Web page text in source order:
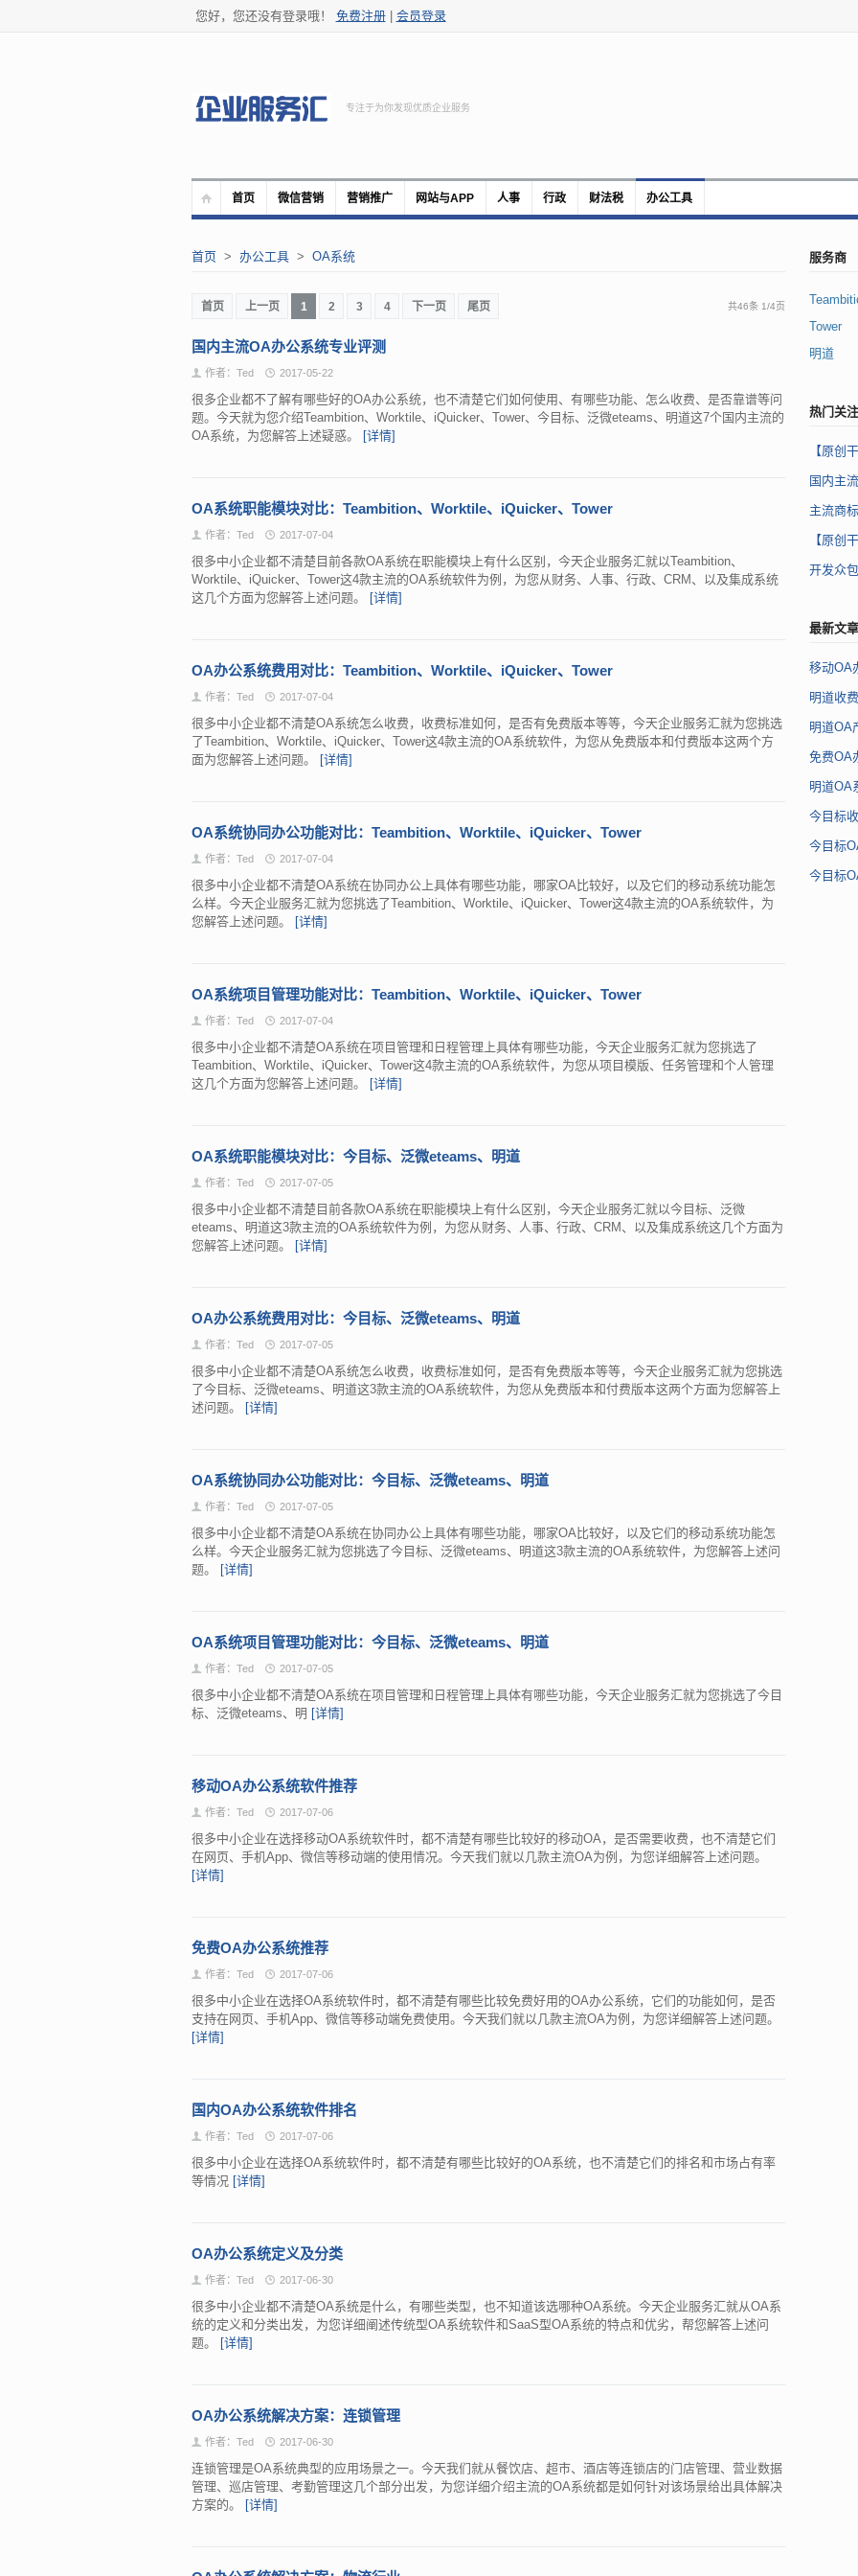
您好，您还没有登录哦！ 免费注册| 会员登录
专注于为你发现优质企业服务
首页 微信营销 营销推广 网站与APP 人事 行政 财法税 办公工具
首页> 办公工具> OA系统
首页 上一页 1 2 3 4 下一页 尾页 共46条 1/4页
国内主流OA办公系统专业评测
作者：Ted 2017-05-22
很多企业都不了解有哪些好的OA办公系统，也不清楚它们如何使用、有哪些功能、怎么收费、是否靠谱等问
题。今天就为您介绍Teambition、Worktile、iQuicker、Tower、今目标、泛微eteams、明道这7个国内主流的
OA系统，为您解答上述疑惑。 [详情]
OA系统职能模块对比：Teambition、Worktile、iQuicker、Tower
作者：Ted 2017-07-04
很多中小企业都不清楚目前各款OA系统在职能模块上有什么区别，今天企业服务汇就以Teambition、
Worktile、iQuicker、Tower这4款主流的OA系统软件为例，为您从财务、人事、行政、CRM、以及集成系统
这几个方面为您解答上述问题。 [详情]
OA办公系统费用对比：Teambition、Worktile、iQuicker、Tower
作者：Ted 2017-07-04
很多中小企业都不清楚OA系统怎么收费，收费标准如何，是否有免费版本等等，今天企业服务汇就为您挑选
了Teambition、Worktile、iQuicker、Tower这4款主流的OA系统软件，为您从免费版本和付费版本这两个方
面为您解答上述问题。 [详情]
OA系统协同办公功能对比：Teambition、Worktile、iQuicker、Tower
作者：Ted 2017-07-04
很多中小企业都不清楚OA系统在协同办公上具体有哪些功能，哪家OA比较好，以及它们的移动系统功能怎
么样。今天企业服务汇就为您挑选了Teambition、Worktile、iQuicker、Tower这4款主流的OA系统软件，为
您解答上述问题。 [详情]
OA系统项目管理功能对比：Teambition、Worktile、iQuicker、Tower
作者：Ted 2017-07-04
很多中小企业都不清楚OA系统在项目管理和日程管理上具体有哪些功能，今天企业服务汇就为您挑选了
Teambition、Worktile、iQuicker、Tower这4款主流的OA系统软件，为您从项目模版、任务管理和个人管理
这几个方面为您解答上述问题。 [详情]
OA系统职能模块对比：今目标、泛微eteams、明道
作者：Ted 2017-07-05
很多中小企业都不清楚目前各款OA系统在职能模块上有什么区别，今天企业服务汇就以今目标、泛微
eteams、明道这3款主流的OA系统软件为例，为您从财务、人事、行政、CRM、以及集成系统这几个方面为
您解答上述问题。 [详情]
OA办公系统费用对比：今目标、泛微eteams、明道
作者：Ted 2017-07-05
很多中小企业都不清楚OA系统怎么收费，收费标准如何，是否有免费版本等等，今天企业服务汇就为您挑选
了今目标、泛微eteams、明道这3款主流的OA系统软件，为您从免费版本和付费版本这两个方面为您解答上
述问题。 [详情]
OA系统协同办公功能对比：今目标、泛微eteams、明道
作者：Ted 2017-07-05
很多中小企业都不清楚OA系统在协同办公上具体有哪些功能，哪家OA比较好，以及它们的移动系统功能怎
么样。今天企业服务汇就为您挑选了今目标、泛微eteams、明道这3款主流的OA系统软件，为您解答上述问
题。 [详情]
OA系统项目管理功能对比：今目标、泛微eteams、明道
作者：Ted 2017-07-05
很多中小企业都不清楚OA系统在项目管理和日程管理上具体有哪些功能，今天企业服务汇就为您挑选了今目
标、泛微eteams、明 [详情]
移动OA办公系统软件推荐
作者：Ted 2017-07-06
很多中小企业在选择移动OA系统软件时，都不清楚有哪些比较好的移动OA，是否需要收费，也不清楚它们
在网页、手机App、微信等移动端的使用情况。今天我们就以几款主流OA为例，为您详细解答上述问题。
[详情]
免费OA办公系统推荐
作者：Ted 2017-07-06
很多中小企业在选择OA系统软件时，都不清楚有哪些比较免费好用的OA办公系统，它们的功能如何，是否
支持在网页、手机App、微信等移动端免费使用。今天我们就以几款主流OA为例，为您详细解答上述问题。
[详情]
国内OA办公系统软件排名
作者：Ted 2017-07-06
很多中小企业在选择OA系统软件时，都不清楚有哪些比较好的OA系统，也不清楚它们的排名和市场占有率
等情况 [详情]
OA办公系统定义及分类
作者：Ted 2017-06-30
很多中小企业都不清楚OA系统是什么，有哪些类型，也不知道该选哪种OA系统。今天企业服务汇就从OA系
统的定义和分类出发，为您详细阐述传统型OA系统软件和SaaS型OA系统的特点和优劣，帮您解答上述问
题。 [详情]
OA办公系统解决方案：连锁管理
作者：Ted 2017-06-30
连锁管理是OA系统典型的应用场景之一。今天我们就从餐饮店、超市、酒店等连锁店的门店管理、营业数据
管理、巡店管理、考勤管理这几个部分出发，为您详细介绍主流的OA系统都是如何针对该场景给出具体解决
方案的。 [详情]
服务商
Tower
明道
热门关注
【原创
国内主
主流商
【原创
开发众
最新文章
移动OA
明道收
明道OA
免费OA
明道OA
今目标
今目标
今目标